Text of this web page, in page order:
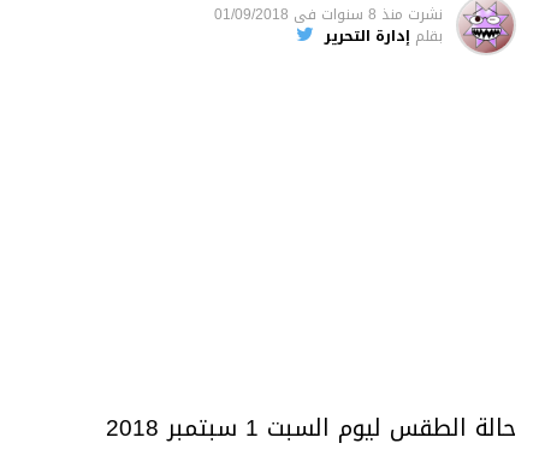
نشرت منذ 8 سنوات فى 01/09/2018
بقلم إدارة التحرير
حالة الطقس ليوم السبت 1 سبتمبر 2018